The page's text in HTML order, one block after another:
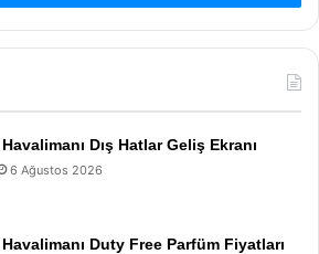
Dış Hatlar Geliş Ekranı
6 Ağustos 2026
Duty Free Parfüm Fiyatları